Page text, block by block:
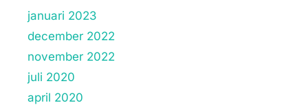
januari 2023
december 2022
november 2022
juli 2020
april 2020